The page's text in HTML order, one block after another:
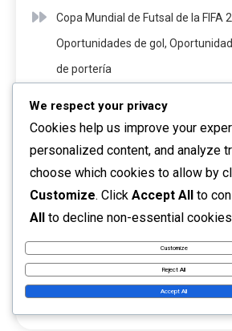
Copa Mundial de Futsal de la FIFA
Oportunidades de gol,
de portería
Copa Mundial de Futsal de la FIFA
equipo, roles de liderazgo,
Jugadores, Responsabilidades
el Juego
Copa Mundial de Futsal de la FIFA
de Jugadores, Identificación de
Reclutamiento
We respect your privacy
Cookies help us improve your
personalized content, and analyze
choose which cookies to allow by
Customize. Click Accept All to
All to decline non-essential
Customize
Reject All
Accept All